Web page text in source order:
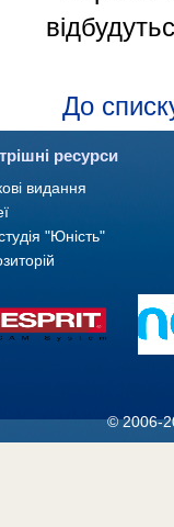
До
ресурси
видання
"Юність"
© 2006-